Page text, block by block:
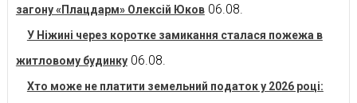
загону «Плацдарм» Олексій Юков 06.08.
У Ніжині через коротке замикання сталася пожежа в
житловому будинку 06.08.
Хто може не платити земельний податок у 2026 році: